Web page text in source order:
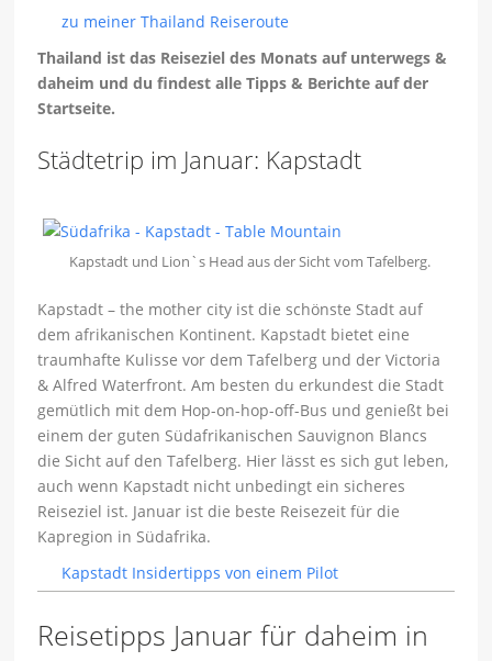
zu meiner Thailand Reiseroute
Thailand ist das Reiseziel des Monats auf unterwegs &
daheim und du findest alle Tipps & Berichte auf der
Startseite.
Städtetrip im Januar: Kapstadt
Kapstadt und Lion`s Head aus der Sicht vom Tafelberg.
Kapstadt – the mother city ist die schönste Stadt auf
dem afrikanischen Kontinent. Kapstadt bietet eine
traumhafte Kulisse vor dem Tafelberg und der Victoria
& Alfred Waterfront. Am besten du erkundest die Stadt
gemütlich mit dem Hop-on-hop-off-Bus und genießt bei
einem der guten Südafrikanischen Sauvignon Blancs
die Sicht auf den Tafelberg. Hier lässt es sich gut leben,
auch wenn Kapstadt nicht unbedingt ein sicheres
Reiseziel ist. Januar ist die beste Reisezeit für die
Kapregion in Südafrika.
Kapstadt Insidertipps von einem Pilot
Reisetipps Januar für daheim in